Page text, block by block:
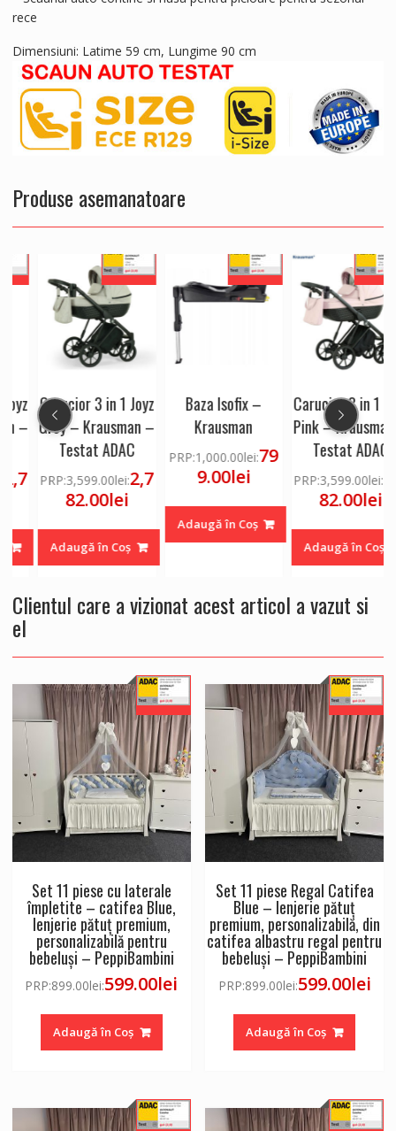
rece
Dimensiuni: Latime 59 cm, Lungime 90 cm
Produse asemanatoare
Carucior 3 in 1 Joyz
Grey – Krausman –
Testat ADAC
PRP:3,599.00lei:2,7
82.00lei
Adaugă în Coș
Baza Isofix –
Krausman
1,000.00lei:79
9.00lei
Adaugă în Coș
Carucior 3 in 1 Joyz
Pink – Krausman –
Testat ADAC
3,599.00lei:2,7
82.00lei
Adaugă în Coș
Clientul care a vizionat acest articol a vazut si
el
Set 11 piese cu laterale
împletite – catifea Blue,
lenjerie pătuț premium,
personalizabilă pentru
bebeluși – PeppiBambini
PRP:899.00lei:599.00lei
Adaugă în Coș
Set 11 piese Regal Catifea
Blue – lenjerie pătuț
premium, personalizabilă, din
catifea albastru regal pentru
bebeluși – PeppiBambini
PRP:899.00lei:599.00lei
Adaugă în Coș